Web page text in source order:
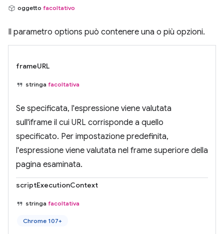
oggetto facoltativo
Il parametro options può contenere una o più opzioni.
frameURL
stringa facoltativa
Se specificata, l'espressione viene valutata
sull'iframe il cui URL corrisponde a quello
specificato. Per impostazione predefinita,
l'espressione viene valutata nel frame superiore della
pagina esaminata.
scriptExecutionContext
stringa facoltativa
Chrome 107+